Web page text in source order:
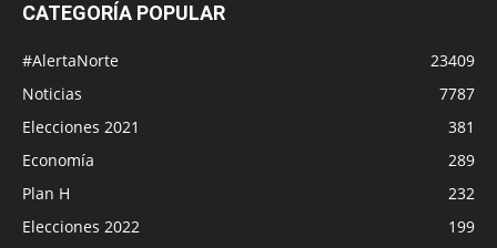
CATEGORÍA POPULAR
#AlertaNorte
23409
Noticias
7787
Elecciones 2021
381
Economía
289
Plan H
232
Elecciones 2022
199